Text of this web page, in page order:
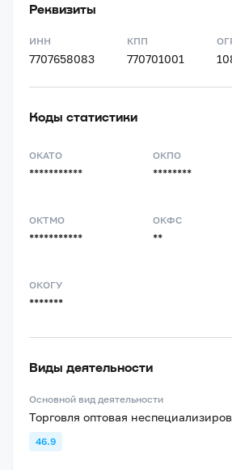
Реквизиты
ИНН
7707658083
КПП
770701001
Коды статистики
ОКАТО
***********
ОКПО
********
ОКТМО
***********
ОКФС
**
ОКОГУ
*******
Виды деятельности
Основной вид деятельности
Торговля оптовая
46.9